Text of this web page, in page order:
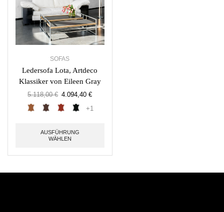
SOFAS
Ledersofa Lota, Artdeco
Klassiker von Eileen Gray
5.118,00€ 4.094,40€
+1
AUSFÜHRUNG
WÄHLEN